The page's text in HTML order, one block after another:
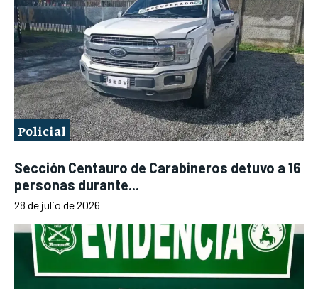
Policial
Sección Centauro de Carabineros detuvo a 16
personas durante...
28 de julio de 2026